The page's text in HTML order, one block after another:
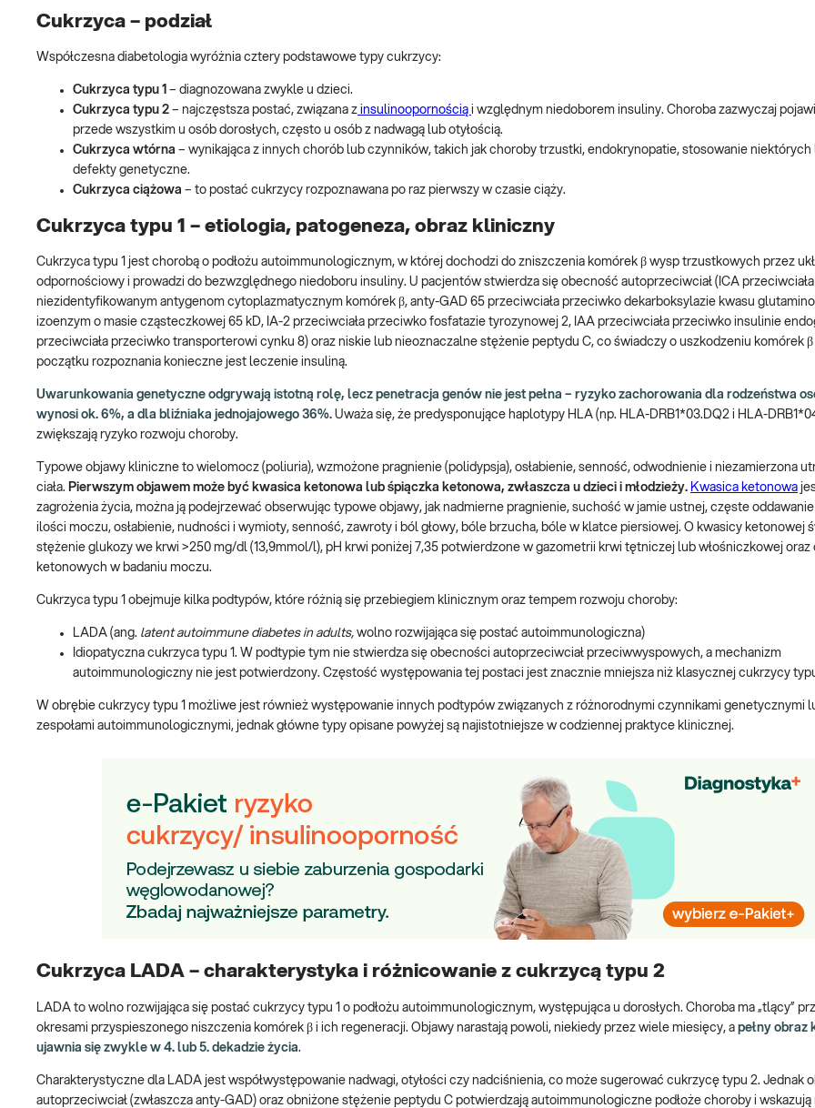
Cukrzyca – podział
Współczesna diabetologia wyróżnia cztery podstawowe typy cukrzycy:
Cukrzyca typu 1 – diagnozowana zwykle u dzieci.
Cukrzyca typu 2 – najczęstsza postać, związana z insulinoopornością i względnym niedoborem insuliny. Choroba zazwyczaj
przede wszystkim u osób dorosłych, często u osób z nadwagą lub otyłością.
Cukrzyca wtórna – wynikająca z innych chorób lub czynników, takich jak choroby trzustki, endokrynopatie, stosowanie
defekty genetyczne.
Cukrzyca ciążowa – to postać cukrzycy rozpoznawana po raz pierwszy w czasie ciąży.
Cukrzyca typu 1 – etiologia, patogeneza, obraz kliniczny
Cukrzyca typu 1 jest chorobą o podłożu autoimmunologicznym, w której dochodzi do zniszczenia komórek β wysp trzustkowych przez
odpornościowy i prowadzi do bezwzględnego niedoboru insuliny. U pacjentów stwierdza się obecność autoprzeciwciał (ICA
niezidentyfikowanym antygenom cytoplazmatycznym komórek β, anty-GAD 65 przeciwciała przeciwko dekarboksylazie kwasu
izoenzym o masie cząsteczkowej 65 kD, IA-2 przeciwciała przeciwko fosfatazie tyrozynowej 2, IAA przeciwciała przeciwko insulinie
przeciwciała przeciwko transporterowi cynku 8) oraz niskie lub nieoznaczalne stężenie peptydu C, co świadczy o uszkodzeniu komórek
początku rozpoznania konieczne jest leczenie insuliną.
Uwarunkowania genetyczne odgrywają istotną rolę, lecz penetracja genów nie jest pełna – ryzyko zachorowania dla rodzeństwa
wynosi ok. 6%, a dla bliźniaka jednojajowego 36%. Uważa się, że predysponujące haplotypy HLA (np. HLA-DRB1*03.DQ2 i HLA-
zwiększają ryzyko rozwoju choroby.
Typowe objawy kliniczne to wielomocz (poliuria), wzmożone pragnienie (polidypsja), osłabienie, senność, odwodnienie i niezamierzona
ciała. Pierwszym objawem może być kwasica ketonowa lub śpiączka ketonowa, zwłaszcza u dzieci i młodzieży. Kwasica ketonowa
zagrożenia życia, można ją podejrzewać obserwując typowe objawy, jak nadmierne pragnienie, suchość w jamie ustnej, częste
ilości moczu, osłabienie, nudności i wymioty, senność, zawroty i ból głowy, bóle brzucha, bóle w klatce piersiowej. O kwasicy ketonowej
stężenie glukozy we krwi >250 mg/dl (13,9mmol/l), pH krwi poniżej 7,35 potwierdzone w gazometrii krwi tętniczej lub włośniczkowej oraz
ketonowych w badaniu moczu.
Cukrzyca typu 1 obejmuje kilka podtypów, które różnią się przebiegiem klinicznym oraz tempem rozwoju choroby:
LADA (ang. latent autoimmune diabetes in adults, wolno rozwijająca się postać autoimmunologiczna)
Idiopatyczna cukrzyca typu 1. W podtypie tym nie stwierdza się obecności autoprzeciwciał przeciwwyspowych, a mechanizm
autoimmunologiczny nie jest potwierdzony. Częstość występowania tej postaci jest znacznie mniejsza niż klasycznej cukrzycy
W obrębie cukrzycy typu 1 możliwe jest również występowanie innych podtypów związanych z różnorodnymi czynnikami genetycznymi
zespołami autoimmunologicznymi, jednak główne typy opisane powyżej są najistotniejsze w codziennej praktyce klinicznej.
Cukrzyca LADA – charakterystyka i różnicowanie z cukrzycą typu 2
LADA to wolno rozwijająca się postać cukrzycy typu 1 o podłożu autoimmunologicznym, występująca u dorosłych. Choroba ma „tlący”
okresami przyspieszonego niszczenia komórek β i ich regeneracji. Objawy narastają powoli, niekiedy przez wiele miesięcy, a pełny obraz
ujawnia się zwykle w 4. lub 5. dekadzie życia.
Charakterystyczne dla LADA jest współwystępowanie nadwagi, otyłości czy nadciśnienia, co może sugerować cukrzycę typu 2. Jednak
autoprzeciwciał (zwłaszcza anty-GAD) oraz obniżone stężenie peptydu C potwierdzają autoimmunologiczne podłoże choroby i wskazują